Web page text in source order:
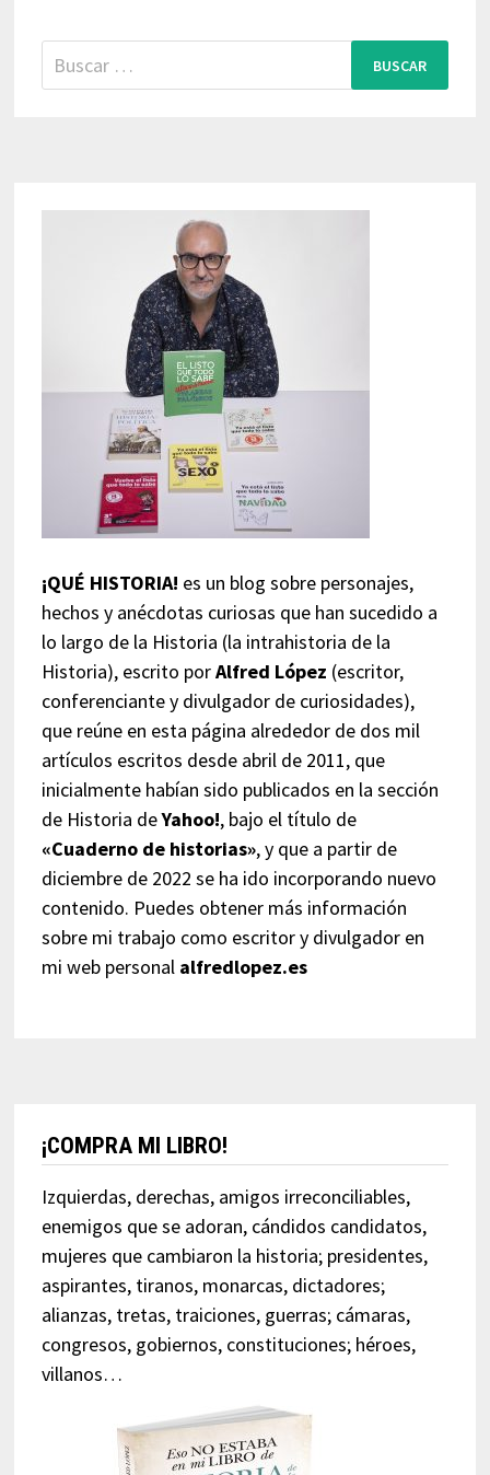
Buscar:
¡QUÉ HISTORIA! es un blog sobre personajes,
hechos y anécdotas curiosas que han sucedido a
lo largo de la Historia (la intrahistoria de la
Historia), escrito porAlfred López (escritor,
conferenciante y divulgador de curiosidades),
que reúne en esta página alrededor de dos mil
artículos escritos desde abril de 2011, que
inicialmente habían sido publicados en la sección
de Historia deYahoo!, bajo el título de
«Cuaderno de historias», y que a partir de
diciembre de 2022 se ha ido incorporando nuevo
contenido. Puedes obtener más información
sobre mi trabajo como escritor y divulgador en
mi web personal alfredlopez.es
¡COMPRA MI LIBRO!
Izquierdas, derechas, amigos irreconciliables,
enemigos que se adoran, cándidos candidatos,
mujeres que cambiaron la historia; presidentes,
aspirantes, tiranos, monarcas, dictadores;
alianzas, tretas, traiciones, guerras; cámaras,
congresos, gobiernos, constituciones; héroes,
villanos…